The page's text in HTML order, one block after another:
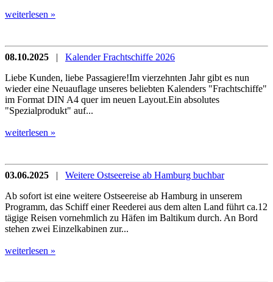
weiterlesen »
08.10.2025 | Kalender Frachtschiffe 2026
Liebe Kunden, liebe Passagiere!Im vierzehnten Jahr gibt es nun
wieder eine Neuauflage unseres beliebten Kalenders "Frachtschiffe"
im Format DIN A4 quer im neuen Layout.Ein absolutes
"Spezialprodukt" auf...
weiterlesen »
03.06.2025 | Weitere Ostseereise ab Hamburg buchbar
Ab sofort ist eine weitere Ostseereise ab Hamburg in unserem
Programm, das Schiff einer Reederei aus dem alten Land führt ca.12
tägige Reisen vornehmlich zu Häfen im Baltikum durch. An Bord
stehen zwei Einzelkabinen zur...
weiterlesen »